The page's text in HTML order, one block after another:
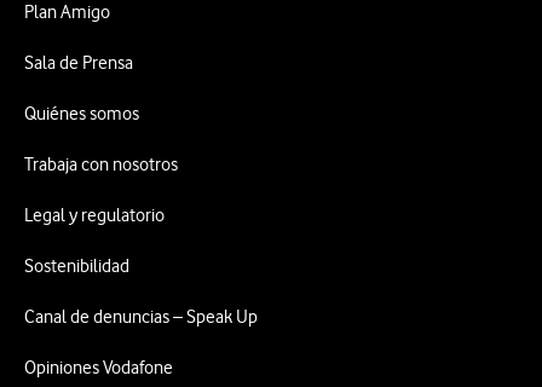
Plan Amigo
Sala de Prensa
Quiénes somos
Trabaja con nosotros
Legal y regulatorio
Sostenibilidad
Canal de denuncias – Speak Up
Opiniones Vodafone